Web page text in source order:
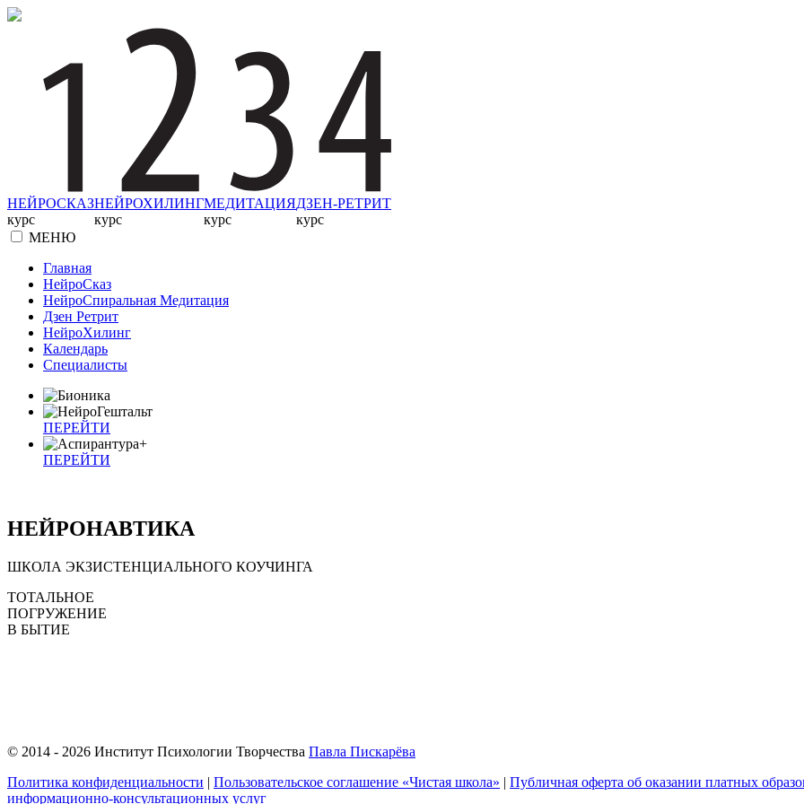
НЕЙРОСКАЗ
курс
НЕЙРОХИЛИНГ
курс
МЕДИТАЦИЯ
курс
ДЗЕН-РЕТРИТ
курс
МЕНЮ
Главная
НейроСказ
НейроСпиральная Медитация
Дзен Ретрит
НейроХилинг
Календарь
Специалисты
ПЕРЕЙТИ
ПЕРЕЙТИ
НЕЙРОНАВТИКА
ШКОЛА ЭКЗИСТЕНЦИАЛЬНОГО КОУЧИНГА
ТОТАЛЬНОЕ
ПОГРУЖЕНИЕ
В БЫТИЕ
© 2014 - 2026 Институт Психологии Творчества Павла Пискарёва
Политика конфиденциальности | Пользовательское соглашение «Чистая школа» | Публичная оферта об оказании платных
информационно‑консультационных услуг